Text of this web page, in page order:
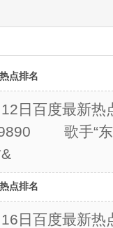
点排名
12日百度最
歌手“东
点排名
16日百度最